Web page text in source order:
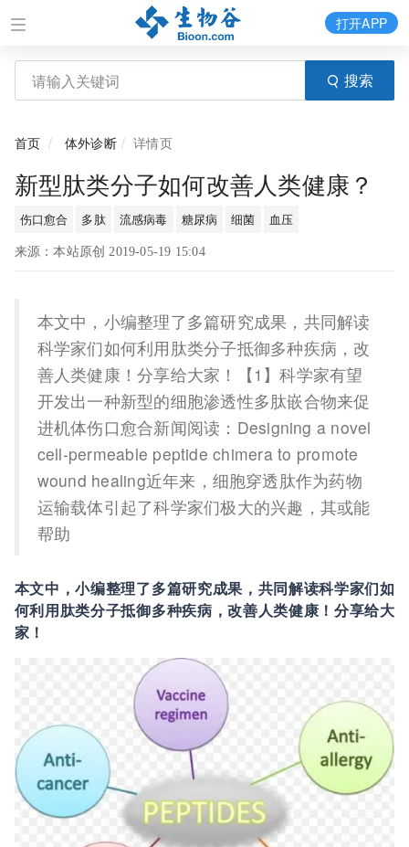
搜索
打开APP
首页 体外诊断 详情页
新型肽类分子如何改善人类健康？
伤口愈合 多肽 流感病毒 糖尿病 细菌 血压
来源：本站原创 2019-05-19 15:04
本文中，小编整理了多篇研究成果，共同解读
科学家们如何利用肽类分子抵御多种疾病，改
善人类健康！分享给大家！【1】科学家有望
开发出一种新型的细胞渗透性多肽嵌合物来促
进机体伤口愈合新闻阅读：Designing a novel
cell-permeable peptide chimera to promote
wound healing近年来，细胞穿透肽作为药物
运输载体引起了科学家们极大的兴趣，其或能
帮助
本文中，小编整理了多篇研究成果，共同解读科学家们如
何利用肽类分子抵御多种疾病，改善人类健康！分享给大
家！